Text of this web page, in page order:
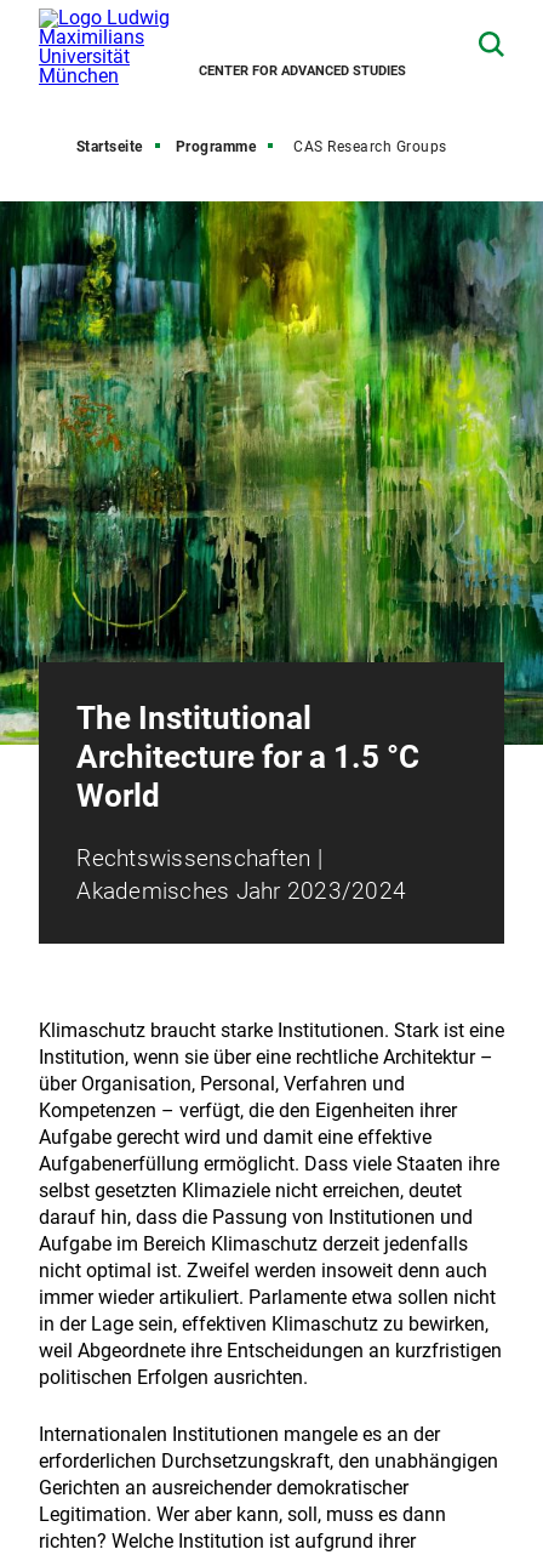
CENTER FOR ADVANCED STUDIES
Startseite Programme CAS Research Groups
The Institutional
Architecture for a 1.5 °C
World
Rechtswissenschaften |
Akademisches Jahr 2023/2024
Klimaschutz braucht starke Institutionen. Stark ist eine
Institution, wenn sie über eine rechtliche Architektur –
über Organisation, Personal, Verfahren und
Kompetenzen – verfügt, die den Eigenheiten ihrer
Aufgabe gerecht wird und damit eine effektive
Aufgabenerfüllung ermöglicht. Dass viele Staaten ihre
selbst gesetzten Klimaziele nicht erreichen, deutet
darauf hin, dass die Passung von Institutionen und
Aufgabe im Bereich Klimaschutz derzeit jedenfalls
nicht optimal ist. Zweifel werden insoweit denn auch
immer wieder artikuliert. Parlamente etwa sollen nicht
in der Lage sein, effektiven Klimaschutz zu bewirken,
weil Abgeordnete ihre Entscheidungen an kurzfristigen
politischen Erfolgen ausrichten.
Internationalen Institutionen mangele es an der
erforderlichen Durchsetzungskraft, den unabhängigen
Gerichten an ausreichender demokratischer
Legitimation. Wer aber kann, soll, muss es dann
richten? Welche Institution ist aufgrund ihrer